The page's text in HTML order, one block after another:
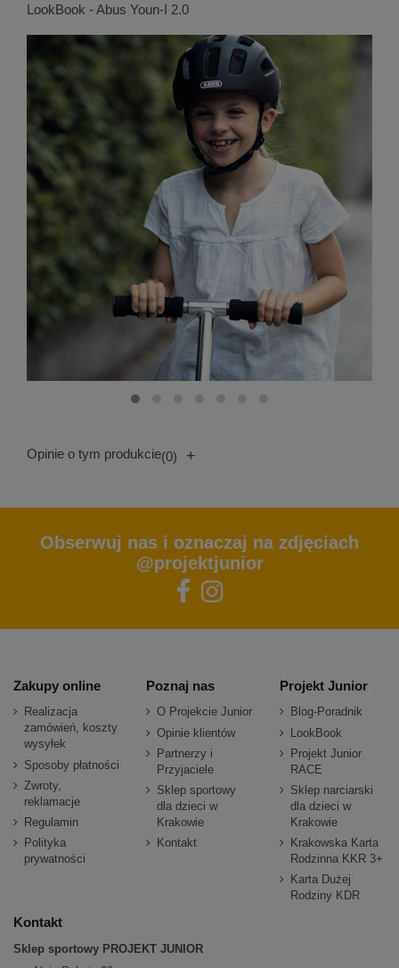
LookBook - Abus Youn-I 2.0
Opinie o tym produkcie(0) +
Obserwuj nas i oznaczaj na zdjęciach
@projektjunior
Zakupy online
Realizacja
zamówień, koszty
wysyłek
Sposoby płatności
Zwroty,
reklamacje
Regulamin
Polityka
prywatności
Poznaj nas
O Projekcie Junior
Opinie klientów
Partnerzy i
Przyjaciele
Sklep sportowy
dla dzieci w
Krakowie
Kontakt
Projekt Junior
Blog-Poradnik
LookBook
Projekt Junior
RACE
Sklep narciarski
dla dzieci w
Krakowie
Krakowska Karta
Rodzinna KKR 3+
Karta Dużej
Rodziny KDR
Kontakt
Sklep sportowy PROJEKT JUNIOR